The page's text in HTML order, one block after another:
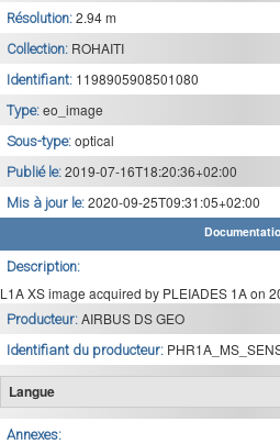
Résolution: 2.94 m
Collection: ROHAITI
Identifiant: 1198905908501080
Type: eo_image
Sous-type: optical
Publié le: 2019-07-16T18:20:36+02:00
Mis à jour le: 2020-09-25T09:31:05+02:00
Description:
L1A XS image acquired by PLEIADES 1A on
Producteur: AIRBUS DS GEO
Identifiant du producteur:
Langue
Annexes: